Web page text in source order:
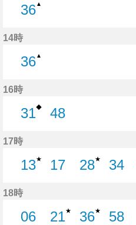
36▲
14時
36▲
16時
31◆
48
17時
13★
17
28★
34
18時
06
21★
36★
58